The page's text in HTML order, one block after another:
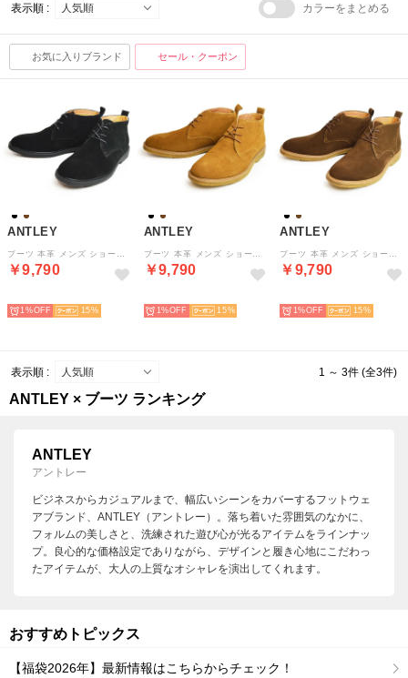
表示順 : カラーをまとめる
お気に入りブランド セール・クーポン
ANTLEY
￥9,790
1%
15
ANTLEY
￥9,790
1%
15
ANTLEY
￥9,790
1%
15
表示順 : 1 ～ 3件 (全3件)
ANTLEY × ブーツ ランキング
ANTLEY
アントレー
ビジネスからカジュアルまで、幅広いシーンをカバーするフットウェ
アブランド、ANTLEY（アントレー）。落ち着いた雰囲気のなかに、
フォルムの美しさと、洗練された遊び心が光るアイテムをラインナッ
プ。良心的な価格設定でありながら、デザインと履き心地にこだわっ
たアイテムが、大人の上質なオシャレを演出してくれます。
おすすめトピックス
【福袋2026年】最新情報はこちらからチェック！